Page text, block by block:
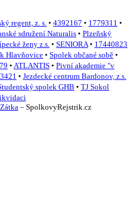
regent, z. s. • 4392167 • 1779311 •
sdružení Naturalis • Plzeňský
ženy z.s. • SENIORA • 17440823
Hlavňovice • Spolek občané sobě •
• ATLANTIS • Pivní akademie "v
• Jezdecké centrum Bardonov, z.s.
spolek GHB • TJ Sokol
– SpolkovyRejstrik.cz